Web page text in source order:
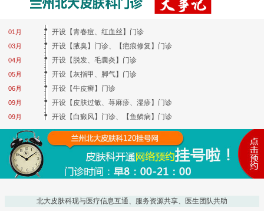
01月
03月
04月
05月
06月
09月
09月
开设【青春痘、红血丝】门诊
开设【腋臭】门诊、【疤痕修复】门诊
开设【脱发、毛囊炎】门诊
开设【灰指甲、脚气】门诊
开设【牛皮癣】门诊
开设【皮肤过敏、荨麻疹、湿疹】门诊
开设【白癜风】门诊、【鱼鳞病】门诊
北大皮肤科现与医疗信息互通、服务资源共享、医生团队共助